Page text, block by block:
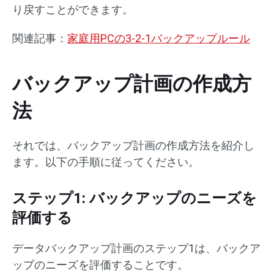
り戻すことができます。
関連記事： 家庭用PCの3-2-1バックアップルール
バックアップ計画の作成方
法
それでは、バックアップ計画の作成方法を紹介し
ます。以下の手順に従ってください。
ステップ1: バックアップのニーズを
評価する
データバックアップ計画のステップ1は、バックア
ップのニーズを評価することです。